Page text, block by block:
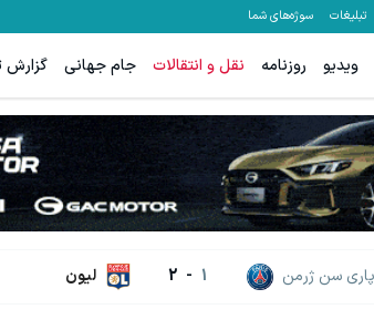
تبلیغات سوژه‌های شما
ویدیو روزنامه نقل و انتقالات جام جهانی گزارش
پاری سن ژرمن 1
-
2 لیون